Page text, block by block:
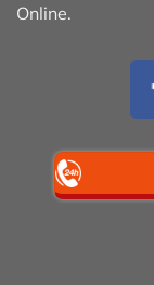
Online.